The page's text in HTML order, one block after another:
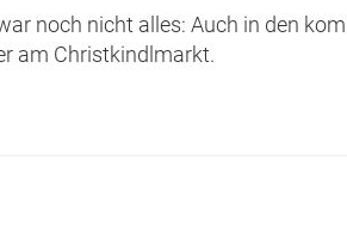
noch nicht alles: Auch in den
am Christkindlmarkt.